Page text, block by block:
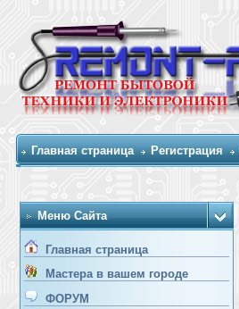
Главная страница Регистрация
Меню Сайта
Главная страница
Мастера в вашем городе
ФОРУМ